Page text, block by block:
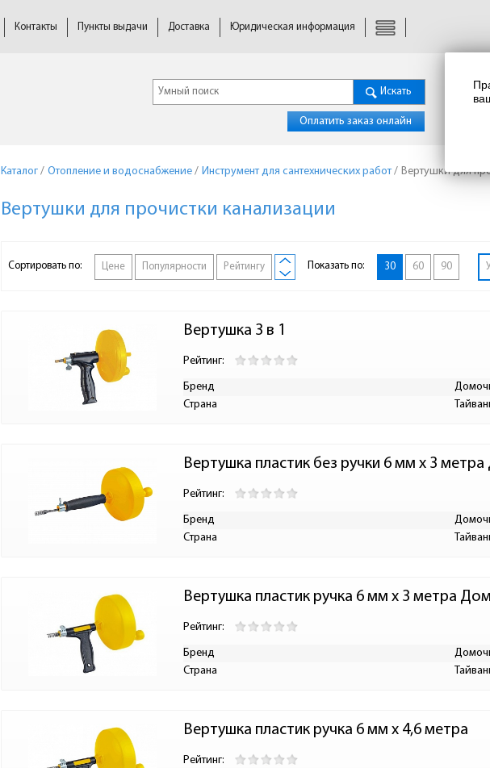
Контакты Пункты выдачи Доставка Юридическая информация
Искать
Оплатить заказ онлайн
Каталог / Отопление и водоснабжение / Инструмент для сантехнических работ/ Вертушки для
Вертушки для прочистки канализации
Сортировать по: Цене Популярности Рейтингу Показать по: 30 60 90
Вертушка 3 в 1
Рейтинг:
Бренд
Страна
Вертушка пластик без ручки 6 мм х 3
Рейтинг:
Бренд
Страна
Вертушка пластик ручка 6 мм х 3 метра
Рейтинг:
Бренд
Страна
Вертушка пластик ручка 6 мм х 4,6 метра
Рейтинг: